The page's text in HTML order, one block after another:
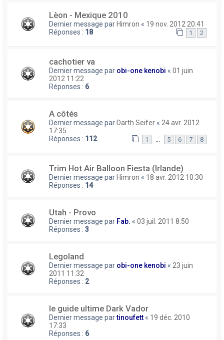
Lèon - Mexique 2010
Dernier message par Himron « 19 nov. 2012 20:41
Réponses : 18 1 2
cachotier va
Dernier message par obi-one kenobi « 01 juin
2012 11:22
Réponses : 6
A côtés
Dernier message par Darth Seifer « 24 avr. 2012
17:35
Réponses : 112 1 5 6 7 8
Trim Hot Air Balloon Fiesta (Irlande)
Dernier message par Himron « 18 avr. 2012 10:30
Réponses : 14
Utah - Provo
Dernier message par Fab. « 03 juil. 2011 8:50
Réponses : 3
Legoland
Dernier message par obi-one kenobi « 23 juin
2011 11:32
Réponses : 2
le guide ultime Dark Vador
Dernier message partinoufett « 19 déc. 2010
17:33
Réponses : 6